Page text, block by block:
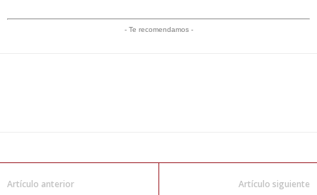
- Te recomendamos -
Artículo anterior Artículo siguiente